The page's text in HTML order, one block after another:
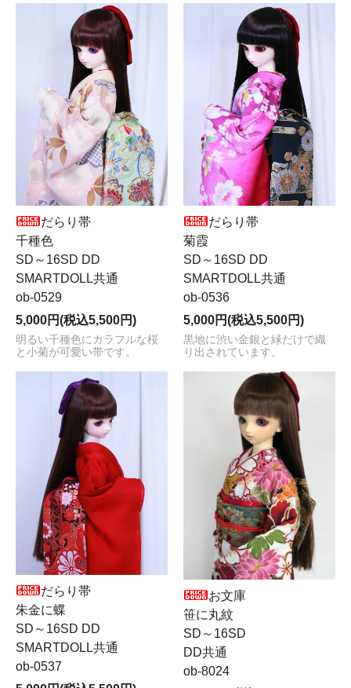
だらり帯
千種色
SD～16SD DD
SMARTDOLL共通
ob-0529
5,000円(税込5,500円)
明るい千種色にカラフルな桜
と小菊が可愛い帯です。
だらり帯
菊霞
SD～16SD DD
SMARTDOLL共通
ob-0536
5,000円(税込5,500円)
黒地に渋い金銀と緑だけで織
り出されています。
だらり帯
朱金に蝶
SD～16SD DD
SMARTDOLL共通
ob-0537
お文庫
笹に丸紋
SD～16SD
DD共通
ob-8024